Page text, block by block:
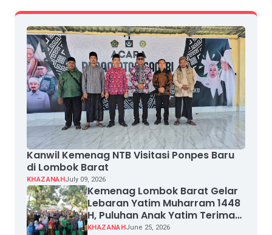
Kanwil Kemenag NTB Visitasi Ponpes Baru
di Lombok Barat
KHAZANAHJuly 09, 2026
Kemenag Lombok Barat Gelar
Lebaran Yatim Muharram 1448
H, Puluhan Anak Yatim Terima
Santunan
KHAZANAHJune 25, 2026